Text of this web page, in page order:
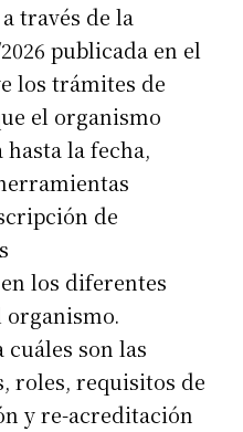
través de la
publicada en el
los trámites de
el organismo
la fecha,
de
los diferentes
son las
roles, requisitos de
y re-acreditación